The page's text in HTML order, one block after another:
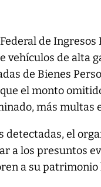
de Ingresos
vehículos de alta
de Bienes
el monto
más multas
el
a los presuntos
a su patrimonio